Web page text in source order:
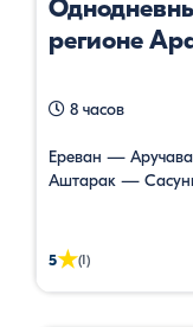
регионе
8 часов
Ереван —
Аштарак —
5★(1)